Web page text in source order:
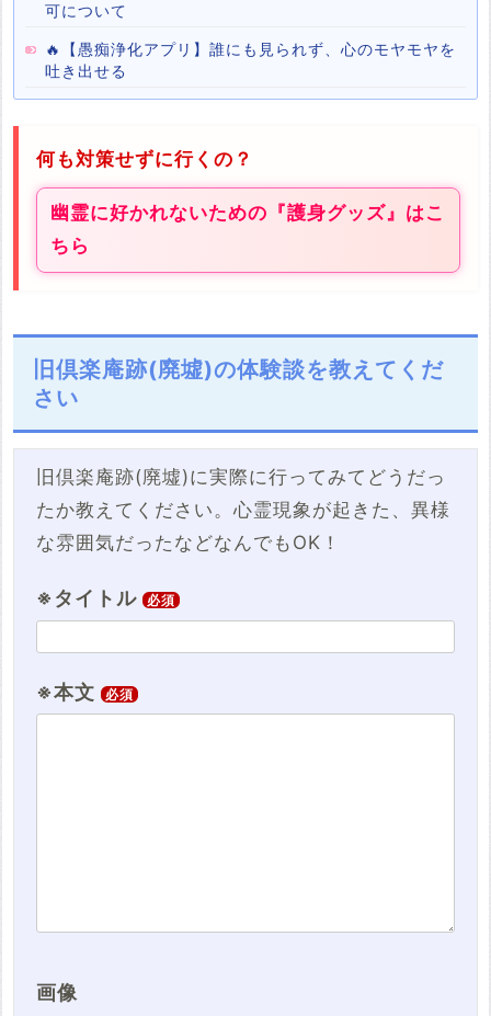
可について
🔥【愚痴浄化アプリ】誰にも見られず、心のモヤモヤを
吐き出せる
何も対策せずに行くの？
幽霊に好かれないための『護身グッズ』はこ
ちら
旧倶楽庵跡(廃墟)の体験談を教えてくだ
さい
旧倶楽庵跡(廃墟)に実際に行ってみてどうだっ
たか教えてください。心霊現象が起きた、異様
な雰囲気だったなどなんでもOK！
※タイトル 必須
※本文 必須
画像